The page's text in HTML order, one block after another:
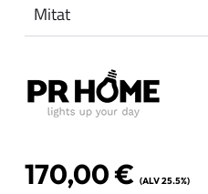
Mitat
170,00€ (ALV 25.5%)